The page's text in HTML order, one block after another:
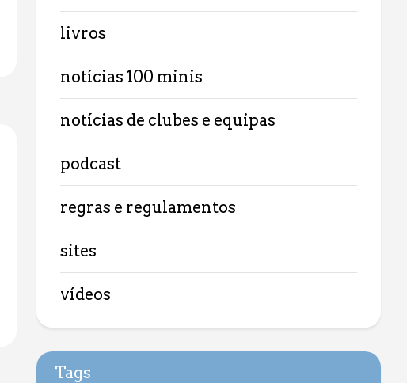
livros
notícias 100 minis
notícias de clubes e equipas
podcast
regras e regulamentos
sites
vídeos
Tags